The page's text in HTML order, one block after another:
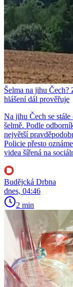
Šelma na jihu
hlášení dál prověřuje
Na jihu Čech se
šelmě. Podle
největší
Policie přesto
videa šířená na
Budějcká Drbna
dnes, 04:46
2 min